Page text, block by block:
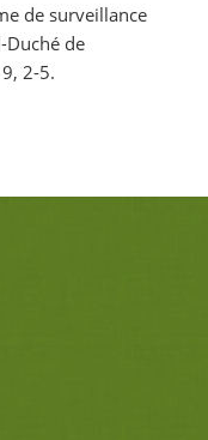
de surveillance
Duché de
2-5.